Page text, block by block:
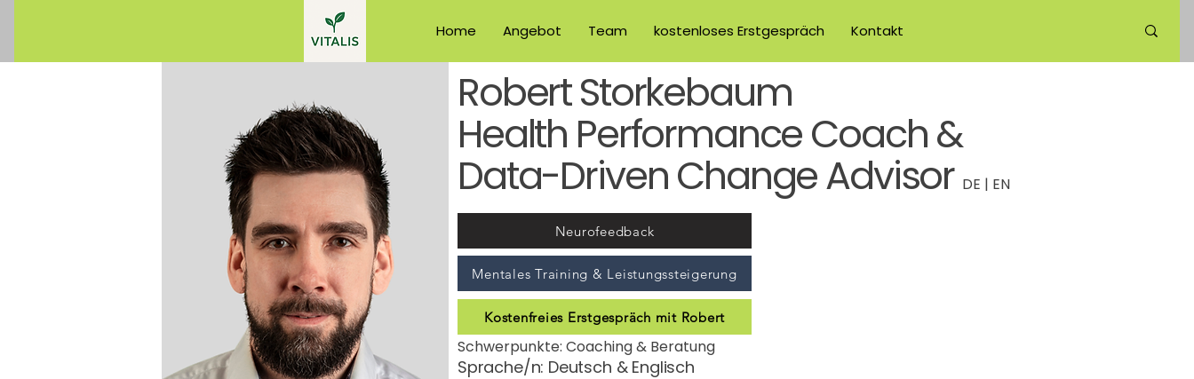
Home Angebot Team kostenloses Erstgespräch Kontakt
Robert Storkebaum
Health Performance Coach &
Data-Driven Change Advisor DE | EN
Schwerpunkte: Coaching & Beratung
Sprache/n: Deutsch & Englisch
Neurofeedback
Mentales Training & Leistungssteigerung
Kostenfreies Erstgespräch mit Robert